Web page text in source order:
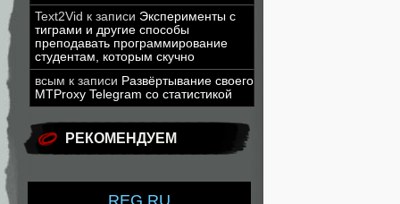
Text2Vid к записи Эксперименты с
тиграми и другие способы
преподавать программирование
студентам, которым скучно
всым к записи Развёртывание своего
MTProxy Telegram со статистикой
РЕКОМЕНДУЕМ